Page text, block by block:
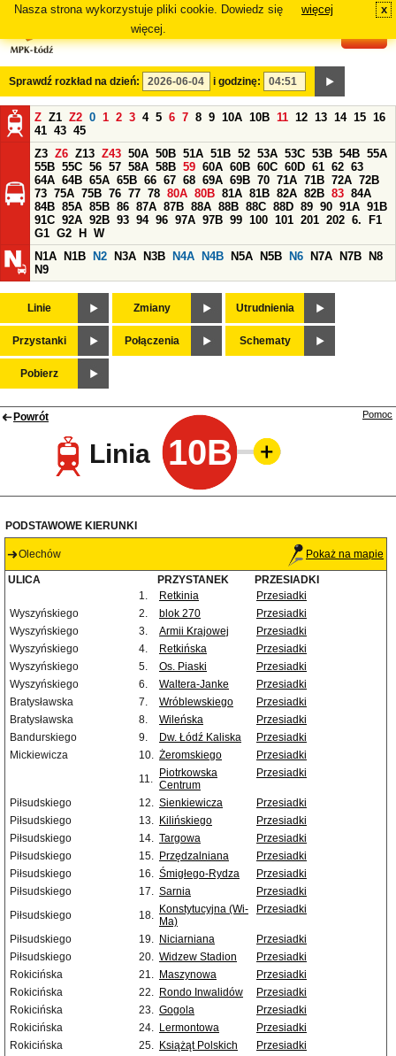
Nasza strona wykorzystuje pliki cookie. Dowiedz się
więcej.
więcej x
Sprawdź rozkład na dzień: i godzinę:
Z Z1 Z2 0 1 2 3 4 5 6 7 8 9 10A 10B 11 12 13 14 15 16
41 43 45
Z3 Z6 Z13 Z43 50A 50B 51A 51B 52 53A 53C 53B 54B 55A
55B 55C 56 57 58A 58B 59 60A 60B 60C 60D 61 62 63
64A 64B 65A 65B 66 67 68 69A 69B 70 71A 71B 72A 72B
73 75A 75B 76 77 78 80A 80B 81A 81B 82A 82B 83 84A
84B 85A 85B 86 87A 87B 88A 88B 88C 88D 89 90 91A 91B
91C 92A 92B 93 94 96 97A 97B 99 100 101 201 202 6.
F1
G1 G2 H
W
N1A
N1B N2 N3A N3B N4A N4B N5A N5B N6 N7A N7B
N8
N9
Linie Zmiany Utrudnienia
Przystanki Połączenia Schematy
Pobierz
Powrót
Linia 10B
Pomoc
PODSTAWOWE KIERUNKI
Olechów Pokaż na mapie
ULICA PRZYSTANEK
PRZESIADKI
1.
Retkinia
Przesiadki
Wyszyńskiego
2. blok 270
Przesiadki
Wyszyńskiego
3. Armii Krajowej
Przesiadki
Wyszyńskiego
4. Retkińska
Przesiadki
Wyszyńskiego
5. Os. Piaski
Przesiadki
Wyszyńskiego
6. Waltera-Janke
Przesiadki
Bratysławska
7. Wróblewskiego
Przesiadki
Bratysławska
8. Wileńska
Przesiadki
Bandurskiego
9. Dw. Łódź Kaliska
Przesiadki
Mickiewicza
10. Żeromskiego
Przesiadki
11.
Piotrkowska
Centrum
Przesiadki
Piłsudskiego 12. Sienkiewicza
Przesiadki
Piłsudskiego
13. Kilińskiego
Przesiadki
Piłsudskiego
14. Targowa
Przesiadki
Piłsudskiego
15. Przędzalniana
Przesiadki
Piłsudskiego
16. Śmigłego-Rydza
Przesiadki
Piłsudskiego
17. Sarnia
Przesiadki
Piłsudskiego
18. Konstytucyjna (Wi-
Ma)
Przesiadki
Piłsudskiego 19. Niciarniana
Przesiadki
Piłsudskiego
20. Widzew Stadion
Przesiadki
Rokicińska
21. Maszynowa
Przesiadki
Rokicińska
22. Rondo Inwalidów
Przesiadki
Rokicińska
23. Gogola
Przesiadki
Rokicińska
24. Lermontowa
Przesiadki
Rokicińska
25. Książąt Polskich
Przesiadki